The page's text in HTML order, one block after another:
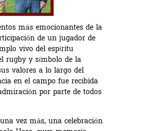
más emocionantes de la
de un jugador de
vivo del espíritu
rugby y símbolo de la
valores a lo largo del
en el campo fue recibida
por parte de todos
vez más, una celebración